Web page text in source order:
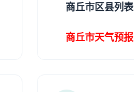
商丘市区县列表
商丘市天气预报